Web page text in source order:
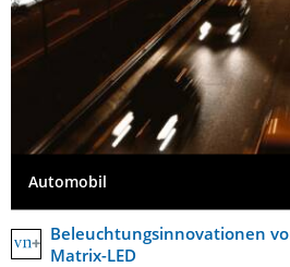
Automobil
Beleuchtungsinnovationen
Matrix-LED